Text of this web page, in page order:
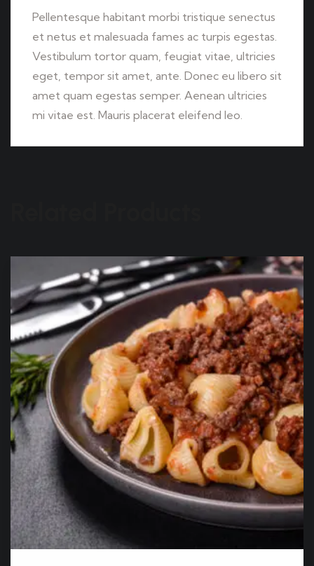
Pellentesque habitant morbi tristique senectus
et netus et malesuada fames ac turpis egestas.
Vestibulum tortor quam, feugiat vitae, ultricies
eget, tempor sit amet, ante. Donec eu libero sit
amet quam egestas semper. Aenean ultricies
mi vitae est. Mauris placerat eleifend leo.